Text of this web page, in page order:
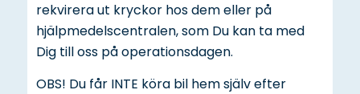
rekvirera ut kryckor hos dem eller på
hjälpmedelscentralen, som Du kan ta med
Dig till oss på operationsdagen.
OBS! Du får INTE köra bil hem själv efter